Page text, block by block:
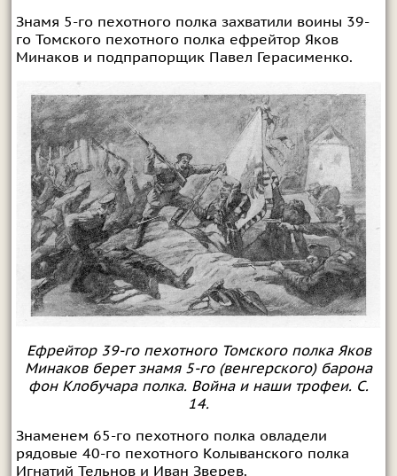
Знамя 5-го пехотного полка захватили воины 39-
го Томского пехотного полка ефрейтор Яков
Минаков и подпрапорщик Павел Герасименко.
Ефрейтор 39-го пехотного Томского полка Яков
Минаков берет знамя 5-го (венгерского) барона
фон Клобучара полка. Война и наши трофеи. С.
14.
Знаменем 65-го пехотного полка овладели
рядовые 40-го пехотного Колыванского полка
Игнатий Тельнов и Иван Зверев.